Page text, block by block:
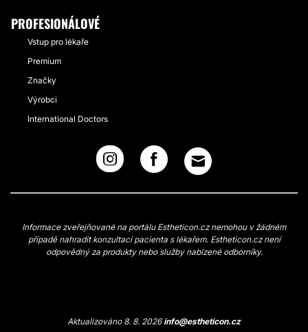
PROFESIONÁLOVÉ
Vstup pro lékaře
Premium
Značky
Výrobci
International Doctors
Informace zveřejňované na portálu Estheticon.cz nemohou v žádném
případě nahradit konzultaci pacienta s lékařem. Estheticon.cz není
odpovědný za produkty nebo služby nabízené odborníky.
Aktualizováno 8. 8. 2026info@estheticon.cz